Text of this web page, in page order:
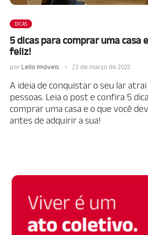
DICAS
5 dicas para comprar uma casa
feliz!
por Lello Imóveis 23 de março de 2022
A ideia de conquistar o seu lar
pessoas. Leia o post e confira 5
comprar uma casa e o que você
antes de adquirir a sua!